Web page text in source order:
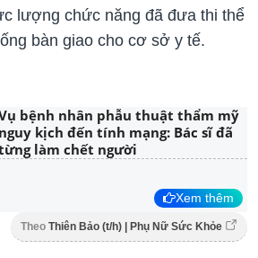
lượng chức năng đã đưa thi thể
bàn giao cho cơ sở y tế.
bệnh nhân phẫu thuật thẩm mỹ
nguy kịch đến tính mạng: Bác sĩ đã
làm chết người
Xem thêm
Theo Thiên Bảo (t/h) | Phụ Nữ Sức Khỏe